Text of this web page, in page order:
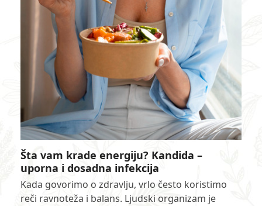
Šta vam krade energiju? Kandida –
uporna i dosadna infekcija
Kada govorimo o zdravlju, vrlo često koristimo
reči ravnoteža i balans. Ljudski organizam je